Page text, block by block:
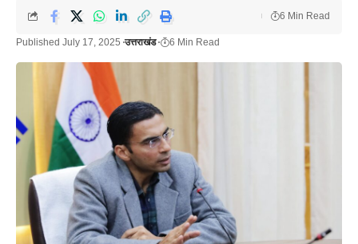
Published July 17, 2025 उत्तराखंड 6 Min Read
6 Min Read